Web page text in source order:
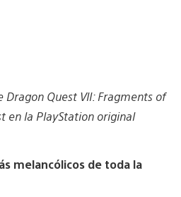
Dragon Quest VII: Fragments of
en la PlayStation original
melancólicos de toda la